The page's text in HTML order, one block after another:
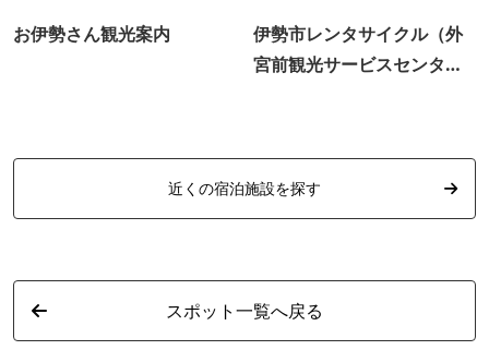
お伊勢さん観光案内
伊勢市レンタサイクル（外
宮前観光サービスセンタ
近くの宿泊施設を探す
スポット一覧へ戻る